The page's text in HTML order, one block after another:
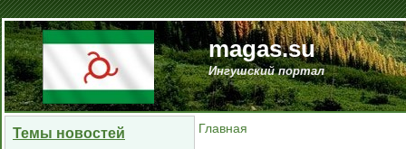
magas.su
Ингушский портал
Темы новостей Главная